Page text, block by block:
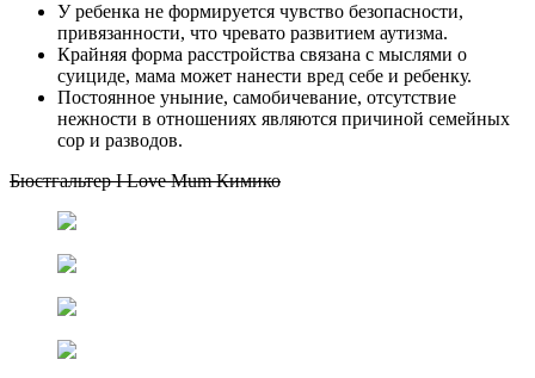
У ребенка не формируется чувство безопасности,
привязанности, что чревато развитием аутизма.
Крайняя форма расстройства связана с мыслями о
суициде, мама может нанести вред себе и ребенку.
Постоянное уныние, самобичевание, отсутствие
нежности в отношениях являются причиной семейных
сор и разводов.
Бюстгальтер I Love Mum Кимико